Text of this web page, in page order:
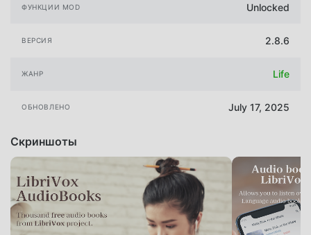
ФУНКЦИИ MOD Unlocked
ВЕРСИЯ 2.8.6
ЖАНР Life
ОБНОВЛЕНО July 17, 2025
Скриншоты